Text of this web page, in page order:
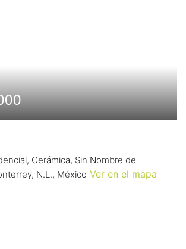
Cerámica, Sin Nombre de
N.L., México Ver en el mapa